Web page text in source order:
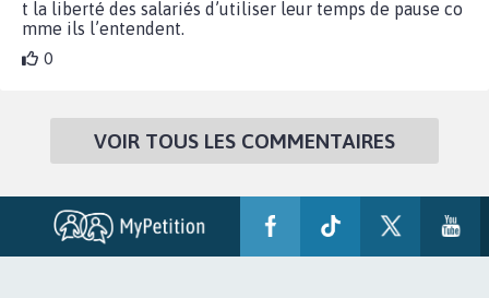
t la liberté des salariés d’utiliser leur temps de pause co
mme ils l’entendent.
0
VOIR TOUS LES COMMENTAIRES